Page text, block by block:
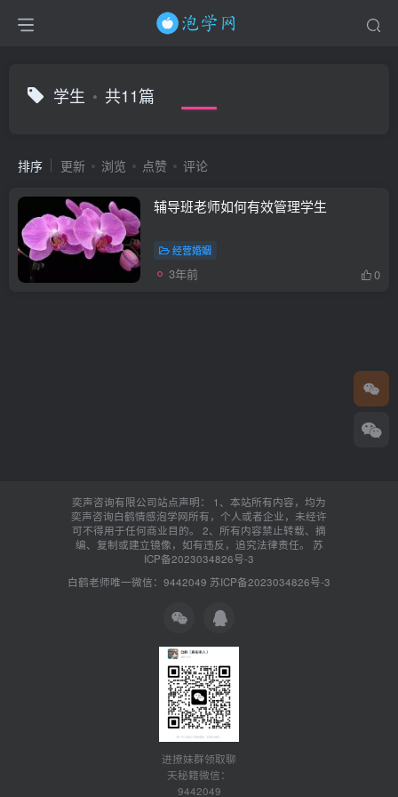
学生 共11篇
排序 更新 浏览 点赞 评论
辅导班老师如何有效管理学生
经营婚姻
3年前 0
奕声咨询有限公司站点声明： 1、本站所有内容，均为
奕声咨询白鹤情感泡学网所有，个人或者企业，未经许
可不得用于任何商业目的。 2、所有内容禁止转载、摘
编、复制或建立镜像，如有违反，追究法律责任。 苏
ICP备2023034826号-3
白鹤老师唯一微信：9442049 苏ICP备2023034826号-3
进撩妹群领取聊
天秘籍微信：
9442049